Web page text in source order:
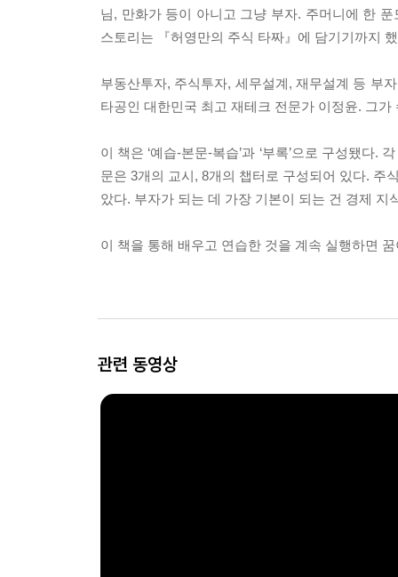
님, 만화가 등이 아니고 그냥 부자. 주머니에 한
스토리는 『허영만의 주식 타짜』에 담기기까지
부동산투자, 주식투자, 세무설계, 재무설계 등 부
타공인 대한민국 최고 재테크 전문가 이정윤. 그
이 책은 ‘예습-본문-복습’과 ‘부록’으로 구성됐다
문은 3개의 교시, 8개의 챕터로 구성되어 있다. 주
았다. 부자가 되는 데 가장 기본이 되는 건 경제
이 책을 통해 배우고 연습한 것을 계속 실행하면
관련 동영상